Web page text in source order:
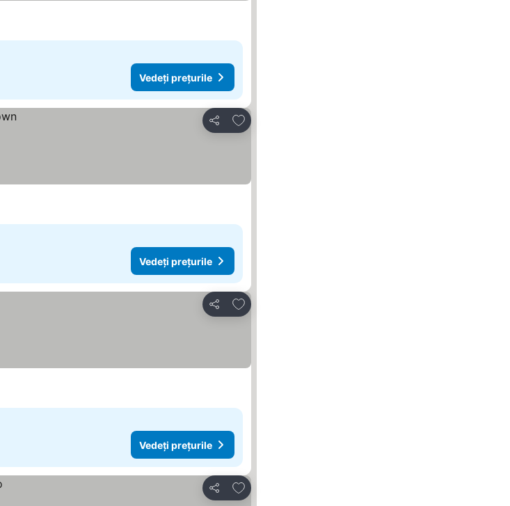
Vedeți prețurile
Distribuiți
Adăugaţi la favorite
Vedeți prețurile
Distribuiți
Adăugaţi la favorite
Vedeți prețurile
Distribuiți
Adăugaţi la favorite